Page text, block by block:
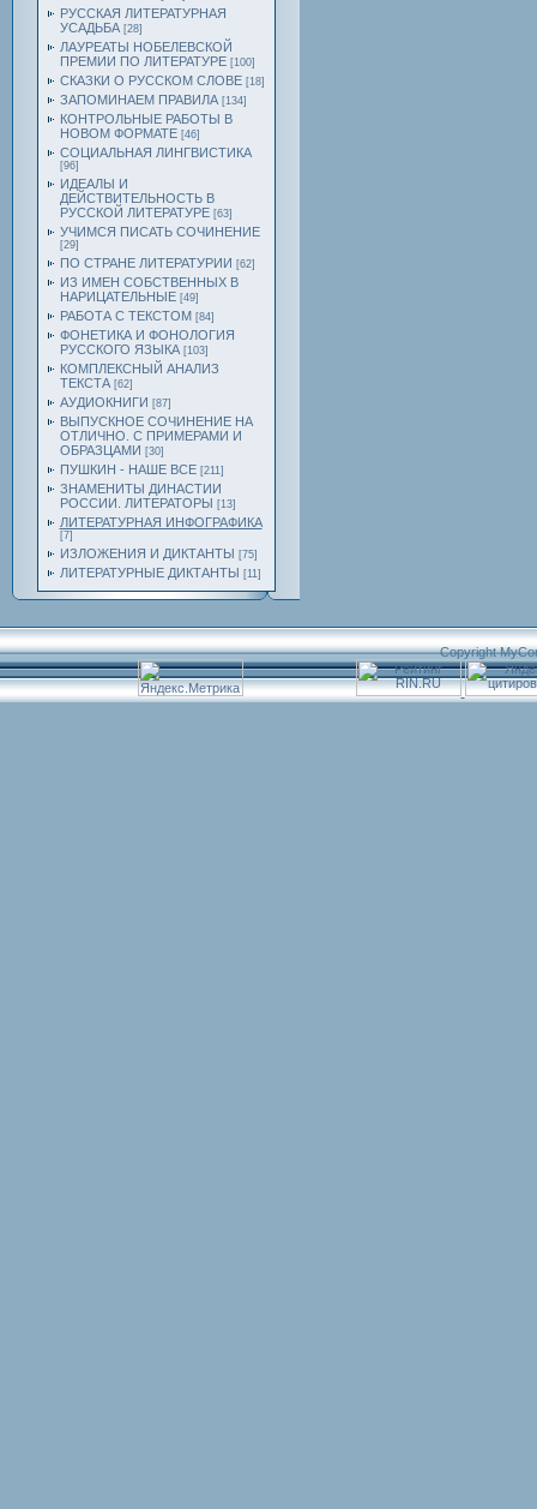
РУССКАЯ ЛИТЕРАТУРНАЯ
УСАДЬБА [28]
ЛАУРЕАТЫ НОБЕЛЕВСКОЙ
ПРЕМИИ ПО ЛИТЕРАТУРЕ [100]
СКАЗКИ О РУССКОМ СЛОВЕ [18]
ЗАПОМИНАЕМ ПРАВИЛА [134]
КОНТРОЛЬНЫЕ РАБОТЫ В
НОВОМ ФОРМАТЕ [46]
СОЦИАЛЬНАЯ ЛИНГВИСТИКА
[96]
ИДЕАЛЫ И
ДЕЙСТВИТЕЛЬНОСТЬ В
РУССКОЙ ЛИТЕРАТУРЕ [63]
УЧИМСЯ ПИСАТЬ СОЧИНЕНИЕ
[29]
ПО СТРАНЕ ЛИТЕРАТУРИИ [62]
ИЗ ИМЕН СОБСТВЕННЫХ В
НАРИЦАТЕЛЬНЫЕ [49]
РАБОТА С ТЕКСТОМ [84]
ФОНЕТИКА И ФОНОЛОГИЯ
РУССКОГО ЯЗЫКА [103]
КОМПЛЕКСНЫЙ АНАЛИЗ
ТЕКСТА [62]
АУДИОКНИГИ [87]
ВЫПУСКНОЕ СОЧИНЕНИЕ НА
ОТЛИЧНО. С ПРИМЕРАМИ И
ОБРАЗЦАМИ [30]
ПУШКИН - НАШЕ ВСЕ [211]
ЗНАМЕНИТЫ ДИНАСТИИ
РОССИИ. ЛИТЕРАТОРЫ [13]
ЛИТЕРАТУРНАЯ ИНФОГРАФИКА
[7]
ИЗЛОЖЕНИЯ И ДИКТАНТЫ [75]
ЛИТЕРАТУРНЫЕ ДИКТАНТЫ [11]
Copyright